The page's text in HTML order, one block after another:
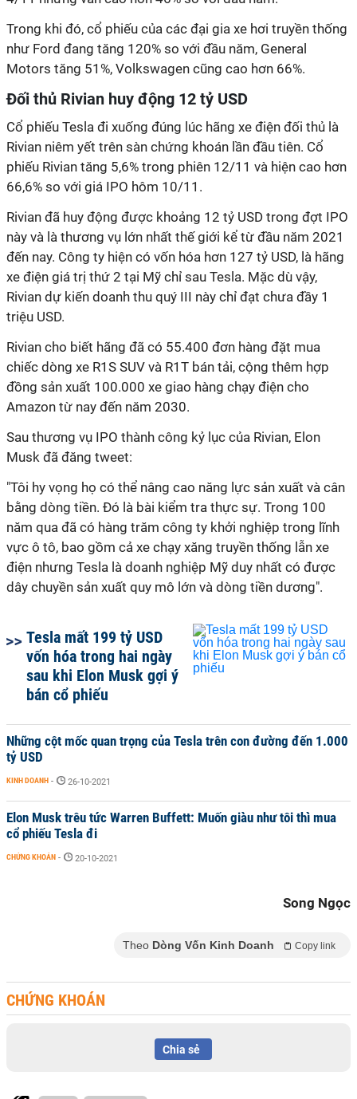
Trong khi đó, cổ phiếu của các đại gia xe hơi truyền thống
như Ford đang tăng 120% so với đầu năm, General
Motors tăng 51%, Volkswagen cũng cao hơn 66%.
Đối thủ Rivian huy động 12 tỷ USD
Cổ phiếu Tesla đi xuống đúng lúc hãng xe điện đối thủ là
Rivian niêm yết trên sàn chứng khoán lần đầu tiên. Cổ
phiếu Rivian tăng 5,6% trong phiên 12/11 và hiện cao hơn
66,6% so với giá IPO hôm 10/11.
Rivian đã huy động được khoảng 12 tỷ USD trong đợt IPO
này và là thương vụ lớn nhất thế giới kể từ đầu năm 2021
đến nay. Công ty hiện có vốn hóa hơn 127 tỷ USD, là hãng
xe điện giá trị thứ 2 tại Mỹ chỉ sau Tesla. Mặc dù vậy,
Rivian dự kiến doanh thu quý III này chỉ đạt chưa đầy 1
triệu USD.
Rivian cho biết hãng đã có 55.400 đơn hàng đặt mua
chiếc dòng xe R1S SUV và R1T bán tải, cộng thêm hợp
đồng sản xuất 100.000 xe giao hàng chạy điện cho
Amazon từ nay đến năm 2030.
Sau thương vụ IPO thành công kỷ lục của Rivian, Elon
Musk đã đăng tweet:
"Tôi hy vọng họ có thể nâng cao năng lực sản xuất và cân
bằng dòng tiền. Đó là bài kiểm tra thực sự. Trong 100
năm qua đã có hàng trăm công ty khởi nghiệp trong lĩnh
vực ô tô, bao gồm cả xe chạy xăng truyền thống lẫn xe
điện nhưng Tesla là doanh nghiệp Mỹ duy nhất có được
dây chuyền sản xuất quy mô lớn và dòng tiền dương".
Tesla mất 199 tỷ USD
vốn hóa trong hai ngày
sau khi Elon Musk gợi ý
bán cổ phiếu
Những cột mốc quan trọng của Tesla trên con đường đến 1.000
tỷ USD
KINH DOANH - 26-10-2021
Elon Musk trêu tức Warren Buffett: Muốn giàu như tôi thì mua
cổ phiếu Tesla đi
CHỨNG KHOÁN - 20-10-2021
Song Ngọc
Theo Dòng Vốn Kinh Doanh Copy link
CHỨNG KHOÁN
Chia sẻ